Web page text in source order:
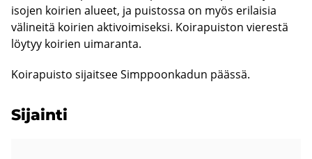
isojen koirien alueet, ja puistossa on myös erilaisia
välineitä koirien aktivoimiseksi. Koirapuiston vierestä
löytyy koirien uimaranta.
Koirapuisto sijaitsee Simppoonkadun päässä.
Si­jain­ti